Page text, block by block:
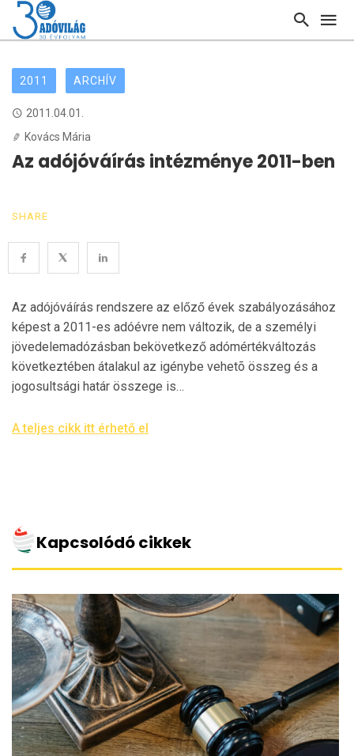
2011 ARCHÍV
2011.04.01.
Kovács Mária
Az adójóváírás intézménye 2011-ben
SHARE
Az adójóváírás rendszere az előző évek szabályozásához
képest a 2011-es adóévre nem változik, de a személyi
jövedelemadózásban bekövetkező adómértékváltozás
következtében átalakul az igénybe vehetõ összeg és a
jogosultsági határ összege is…
A teljes cikk itt érhető el
Kapcsolódó cikkek